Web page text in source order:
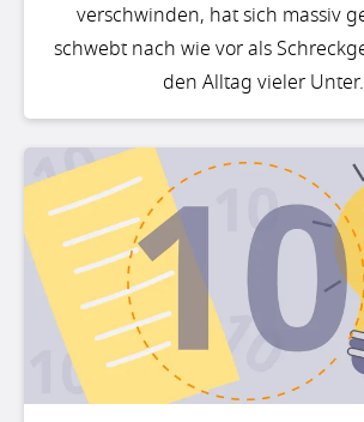
verschwinden, hat sich massiv
schwebt nach wie vor als
den Alltag vieler